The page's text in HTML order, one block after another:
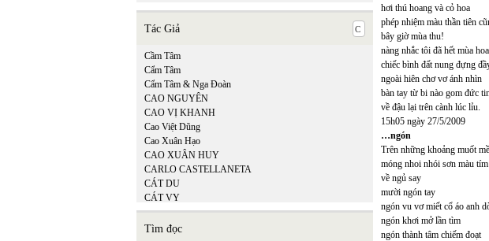
Tác Giả
Cầm Tâm
Cẩm Tâm
Cẩm Tâm & Nga Đoàn
CAO NGUYÊN
CAO VỊ KHANH
Cao Việt Dũng
Cao Xuân Hạo
CAO XUÂN HUY
CARLO CASTELLANETA
CÁT DU
CÁT VY
Catherine Cusset
CHÂN PHƯƠNG
Tìm đọc
hơi thú hoang và cỏ hoa
phép nhiệm màu thần tiên
bây giờ mùa thu!
nàng nhắc tôi đã hết mùa
chiếc bình đất nung đựng
ngoài hiên chơ vơ ánh nhìn
bàn tay từ bi nào gom đức
về đậu lại trên cành lúc lỉu.
15h05 ngày 27/5/2009
…ngón
Trên những khoảng muốt
móng nhoi nhói sơn màu
về ngủ say
mười ngón tay
ngón vu vơ miết cổ áo anh
ngón khơi mở lần tìm
ngón thành tâm chiếm đoạt